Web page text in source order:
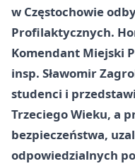
w Częstochowie
Profilaktycznych.
Komendant Miejski
insp. Sławomir
studenci i
Trzeciego Wieku, a
bezpieczeństwa,
odpowiedzialnych